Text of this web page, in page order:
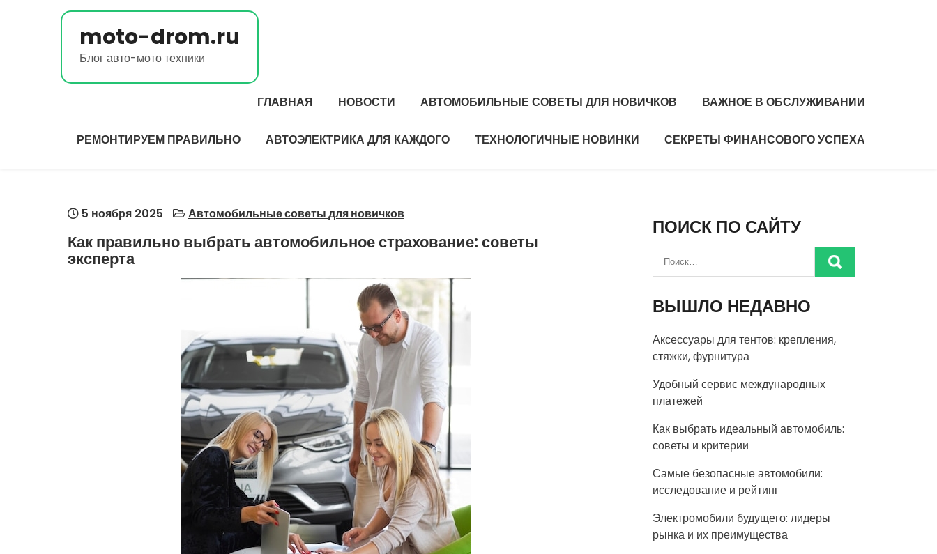
moto-drom.ru
Блог авто-мото техники
ГЛАВНАЯ НОВОСТИ АВТОМОБИЛЬНЫЕ СОВЕТЫ ДЛЯ НОВИЧКОВ ВАЖНОЕ В ОБСЛУЖИВАНИИ
РЕМОНТИРУЕМ ПРАВИЛЬНО АВТОЭЛЕКТРИКА ДЛЯ КАЖДОГО ТЕХНОЛОГИЧНЫЕ НОВИНКИ СЕКРЕТЫ ФИНАНСОВОГО УСПЕХА
5 ноября 2025 Автомобильные советы для новичков
Как правильно выбрать автомобильное страхование: советы
эксперта
ПОИСК ПО САЙТУ
ВЫШЛО НЕДАВНО
Аксессуары для тентов: крепления,
стяжки, фурнитура
Удобный сервис международных
платежей
Как выбрать идеальный автомобиль:
советы и критерии
Самые безопасные автомобили:
исследование и рейтинг
Электромобили будущего: лидеры
рынка и их преимущества